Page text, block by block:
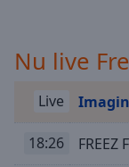
Rate
Chapters
Nu live
Live
18:26 FREEZ